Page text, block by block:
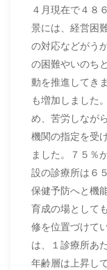
４月現在で４８
景には、経営困
の対応などがう
の困難やいのち
動を推進してき
も増加しました
め、苦労しなが
機関の指定を受
ました。７５％
設の診療所は６
保健予防へと機
育成の場として
修を位置づけて
は、１診療所あ
年齢層は上昇し